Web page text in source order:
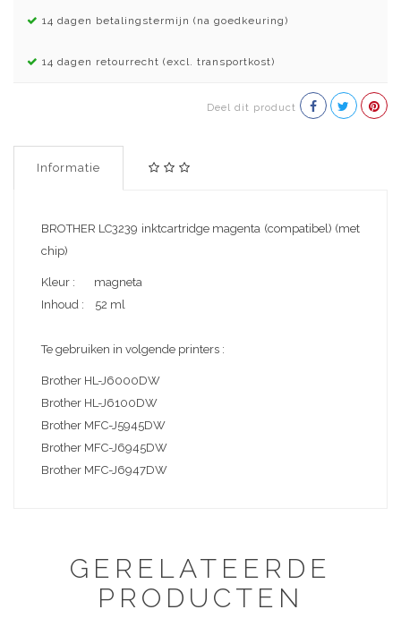
14 dagen betalingstermijn (na goedkeuring)
14 dagen retourrecht (excl. transportkost)
Deel dit product
Informatie
BROTHER LC3239 inktcartridge magenta (compatibel) (met
chip)
Kleur : magneta
Inhoud : 52 ml
Te gebruiken in volgende printers :
Brother HL-J6000DW
Brother HL-J6100DW
Brother MFC-J5945DW
Brother MFC-J6945DW
Brother MFC-J6947DW
GERELATEERDE
PRODUCTEN